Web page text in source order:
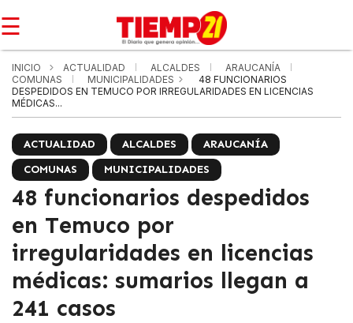
☰
INICIO ACTUALIDAD ALCALDES
ARAUCANÍA
COMUNAS
MUNICIPALIDADES
48 FUNCIONARIOS
DESPEDIDOS EN TEMUCO POR IRREGULARIDADES EN LICENCIAS
MÉDICAS...
ACTUALIDAD ALCALDES
ARAUCANÍA
COMUNAS
MUNICIPALIDADES
48 funcionarios despedidos
en Temuco por
irregularidades en licencias
médicas: sumarios llegan a
241 casos